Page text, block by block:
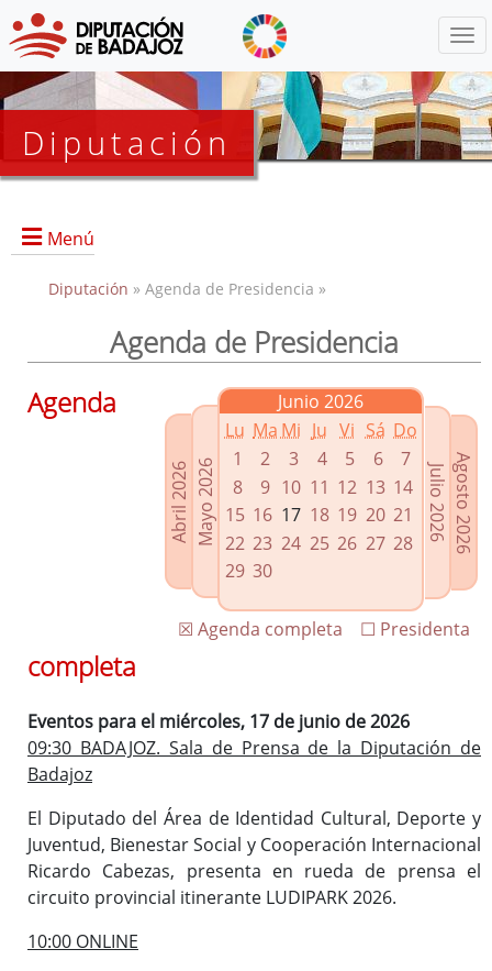
Diputación
Menú
Presidencia
Grupos Políticos
Enlaces relacionados
Agenda de Presidencia
Plenos provinciales y Juntas de gobierno
Oficina de Proyectos Europeos
Diputación » Agenda de Presidencia »
Agenda de Presidencia
Abril 2026Mayo 2026
Junio 2026
Lu Ma Mi Ju Vi Sá Do
1
2 3 4 5 6
7
8
9 10 11 12 13 14
15 16 17 18 19 20 21
22 23 24 25 26 27 28
29 30
Agosto 2026
Julio 2026
☐ Presidenta
☒ Agenda completa
Agenda
completa
Eventos para el miércoles, 17 de junio de 2026
09:30 BADAJOZ. Sala de Prensa de la Diputación de
Badajoz
El Diputado del Área de Identidad Cultural, Deporte y
Juventud, Bienestar Social y Cooperación Internacional
Ricardo Cabezas, presenta en rueda de prensa el
circuito provincial itinerante LUDIPARK 2026.
10:00 ONLINE